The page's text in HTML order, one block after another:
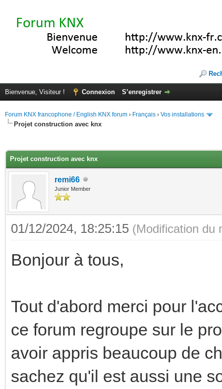
Bienvenue, Visiteur ! Connexion S’enregistrer
Forum KNX francophone / English KNX forum › Français › Vos installations
Projet construction avec knx
Projet construction avec knx
remi66
Junior Member
01/12/2024, 18:25:15 (Modification du
Bonjour à tous,
Tout d'abord merci pour
ce forum regroupe sur le
avoir appris beaucoup de
sachez qu'il est aussi une